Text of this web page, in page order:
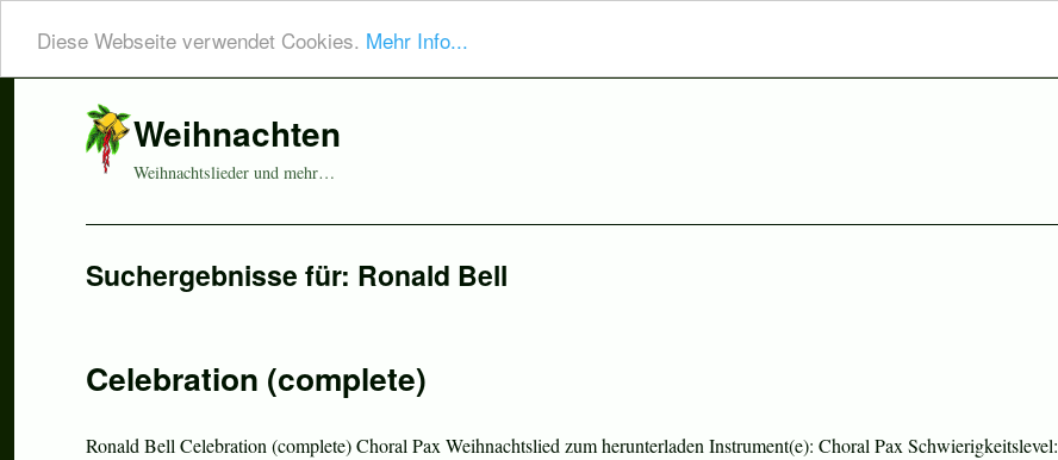
Diese Webseite verwendet Cookies. Mehr Info...
Weihnachten
Weihnachtslieder und mehr…
Suchergebnisse für: Ronald Bell
Celebration (complete)
Ronald Bell Celebration (complete) Choral Pax Weihnachtslied zum herunterladen Instrument(e): Choral Pax Schwierigkeitslevel: